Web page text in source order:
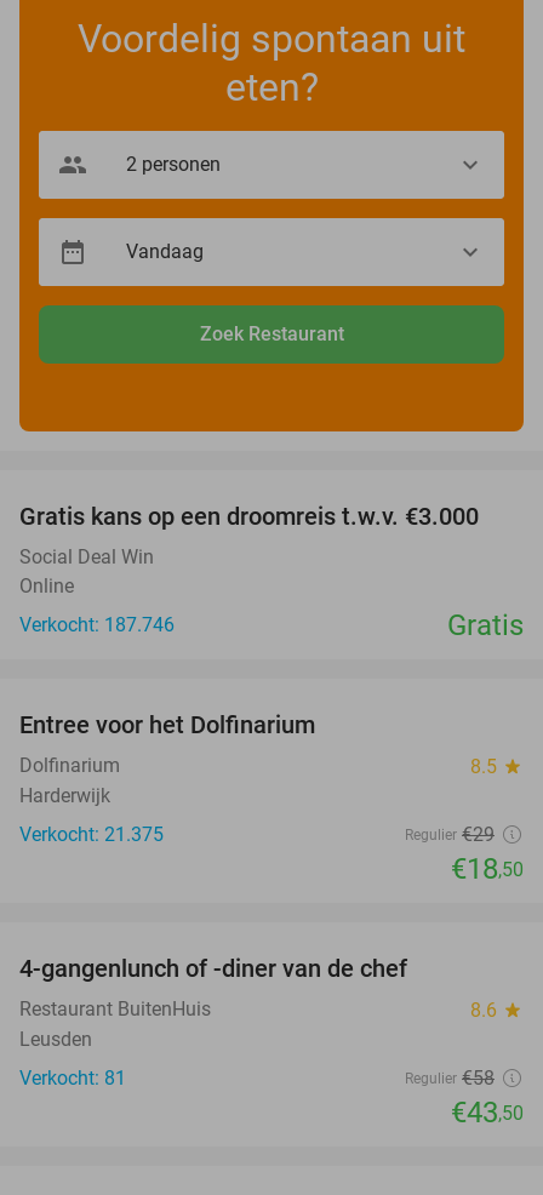
Voordelig spontaan uit
eten?
Zoek Restaurant
Gratis kans op een droomreis t.w.v. €3.000
Social Deal Win
Online
Verkocht: 187.746
Gratis
Entree voor het Dolfinarium
Dolfinarium 8.5 star
Harderwijk
Verkocht: 21.375
Regulier €29
€18,50
4-gangenlunch of -diner van de chef
Restaurant BuitenHuis 8.6 star
Leusden
Verkocht: 81
Regulier €58
€43,50